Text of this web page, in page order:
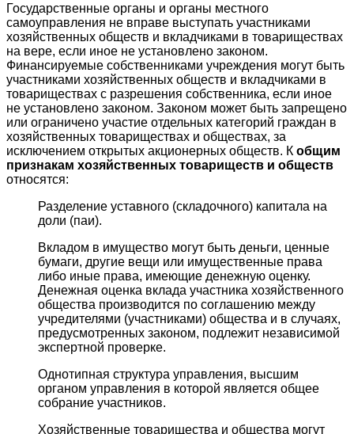
Государственные органы и органы местного
самоуправления не вправе выступать участниками
хозяйственных обществ и вкладчиками в товариществах
на вере, если иное не установлено законом.
Финансируемые собственниками учреждения могут быть
участниками хозяйственных обществ и вкладчиками в
товариществах с разрешения собственника, если иное
не установлено законом. Законом может быть запрещено
или ограничено участие отдельных категорий граждан в
хозяйственных товариществах и обществах, за
исключением открытых акционерных обществ. К общим
признакам хозяйственных товариществ и обществ
относятся:
Разделение уставного (складочного) капитала на
доли (паи).
Вкладом в имущество могут быть деньги, ценные
бумаги, другие вещи или имущественные права
либо иные права, имеющие денежную оценку.
Денежная оценка вклада участника хозяйственного
общества производится по соглашению между
учредителями (участниками) общества и в случаях,
предусмотренных законом, подлежит независимой
экспертной проверке.
Однотипная структура управления, высшим
органом управления в которой является общее
собрание участников.
Хозяйственные товарищества и общества могут